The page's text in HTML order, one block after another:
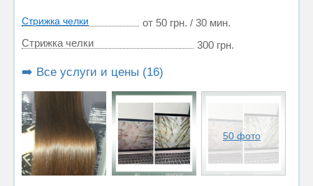
Стрижка челки
от 50 грн. / 30 мин.
Стрижка челки
300 грн.
➡️ Все услуги и цены (16)
50 фото